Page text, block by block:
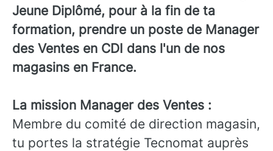
Jeune Diplômé, pour à la fin de ta
formation, prendre un poste de Manager
des Ventes en CDI dans l'un de nos
magasins en France.
La mission Manager des Ventes :
Membre du comité de direction magasin,
tu portes la stratégie Tecnomat auprès